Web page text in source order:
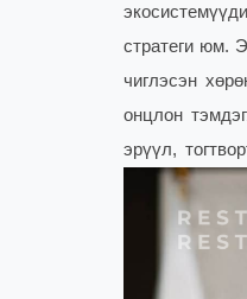
стратеги юм.
чиглэсэн
онцлон
эрүүл,